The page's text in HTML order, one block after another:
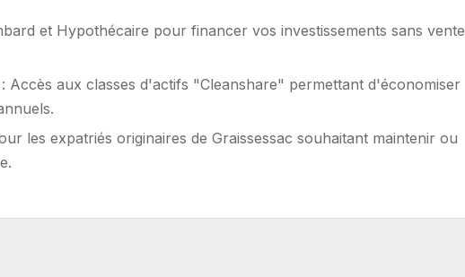
et Hypothécaire pour financer vos investissements sans vente
: Accès aux classes d'actifs "Cleanshare" permettant d'économiser
les expatriés originaires de Graissessac souhaitant maintenir ou